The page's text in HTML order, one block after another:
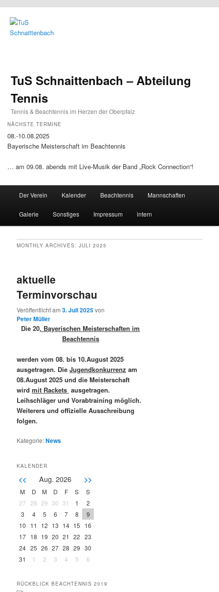
TuS Schnaittenbach – Abteilung
Tennis
Tennis & Beachtennis im Herzen der Oberpfalz
NÄCHSTE TERMINE
08.-10.08.2025
Bayerische Meisterschaft im Beachtennis
… am 09.08. abends mit Live-Musik der Band „Rock Connection“!
Skip to primary content
Skip to secondary content
Der Verein Kalender Beachtennis Mannschaften
Galerie Sonstiges Impressum intern
MONTHLY ARCHIVES:JULI 2025
aktuelle
Terminvorschau
Veröffentlicht am3. Juli 2025von
Peter Müller
Die 20. Bayerischen Meisterschaften im
Beachtennis
werden vom 08. bis 10.August 2025
ausgetragen. DieJugendkonkurrenz am
08.August 2025 und die Meisterschaft
wirdmit Rackets ausgetragen.
Leihschläger und Vorabtraining möglich.
Weiterers und offizielle Ausschreibung
folgen.
Kategorie:News
KALENDER
<< Aug. 2026 >>
M D M D F S
S
27
28 29 30 31 1
2
3
4 5 6 7 8
9
10
11 12 13 14 15
16
17 18 19 20 21 22 23
24 25 26 27 28 29 30
31
1 2 3 4 5 6
RÜCKBLICK BEACHTENNIS 2019